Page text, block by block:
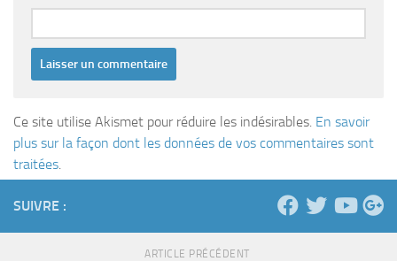
Ce site utilise Akismet pour réduire les indésirables. En savoir
plus sur la façon dont les données de vos commentaires sont
traitées.
SUIVRE :
ARTICLE PRÉCÉDENT